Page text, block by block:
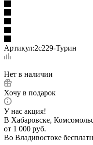
Артикул:2с229-Турин
Нет в наличии
Хочу в подарок
У нас акция!
В Хабаровске,
от 1 000 руб.
Во Владивостоке